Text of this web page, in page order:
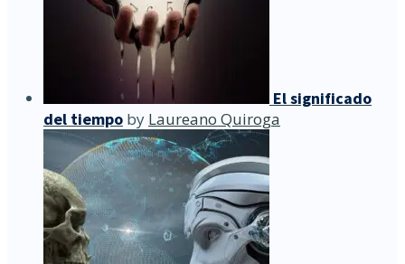
El significado
del tiempo by Laureano Quiroga